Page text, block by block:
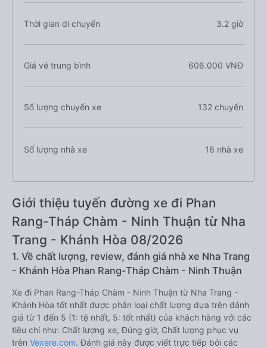
Thời gian di chuyển 3.2 giờ
Giá vé trung bình 606.000 VNĐ
Số lượng chuyến xe 132 chuyến
Số lượng nhà xe 16 nhà xe
Giới thiệu tuyến đường xe đi Phan
Rang-Tháp Chàm - Ninh Thuận từ Nha
Trang - Khánh Hòa 08/2026
1. Về chất lượng, review, đánh giá nhà xe Nha Trang
- Khánh Hòa Phan Rang-Tháp Chàm - Ninh Thuận
Xe đi Phan Rang-Tháp Chàm - Ninh Thuận từ Nha Trang -
Khánh Hòa tốt nhất được phân loại chất lượng dựa trên đánh
giá từ 1 đến 5 (1: tệ nhất, 5: tốt nhất) của khách hàng với các
tiêu chí như: Chất lượng xe, Đúng giờ, Chất lượng phục vụ
trên Vexere.com. Đánh giá này được viết trực tiếp bởi các